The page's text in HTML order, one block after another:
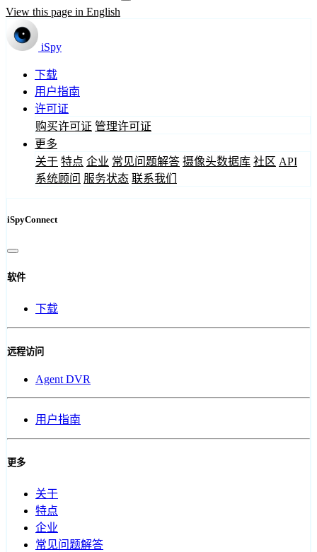
View this page in English
iSpy
下载
用户指南
许可证
购买许可证 管理许可证
更多
关于 特点 企业 常见问题解答 摄像头数据库 社区 API
系统顾问 服务状态 联系我们
iSpyConnect
软件
下载
远程访问
Agent DVR
用户指南
更多
关于
特点
企业
常见问题解答